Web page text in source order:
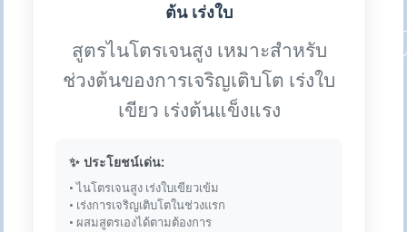
ต้น เร่งใบ
สูตรไนโตรเจนสูง เหมาะสำหรับ
ช่วงต้นของการเจริญเติบโต เร่งใบ
เขียว เร่งต้นแข็งแรง
✨ ประโยชน์เด่น:
• ไนโตรเจนสูง เร่งใบเขียวเข้ม
• เร่งการเจริญเติบโตในช่วงแรก
• ผสมสูตรเองได้ตามต้องการ